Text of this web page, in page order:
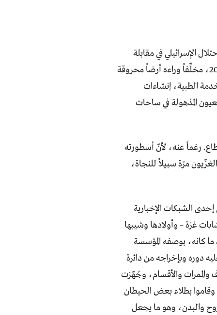
الإسرائيلي في مقابلة
إذاعية بُعيد خروج جيش الإبادة من مجمع الشفاء الطبي في أول نيسان/ أبريل 2024، مخلِّفاً وراءه أرضاً محروقة
الطبية، إنشاءات
المذهولة في ساحات
رغماً عنه، لأنّ أسطورته
مرّة سبيلاً للنجاة،
الشبكات الإخبارية
غزة – وأولادها وشيبها
كانه، بوصفه المؤسسة
دوره وبإخراجه من دائرة
والممرات والأقسام، وجُهّزت
بطلاء بعض الحيطان
والبدن، وهو ما يجعل